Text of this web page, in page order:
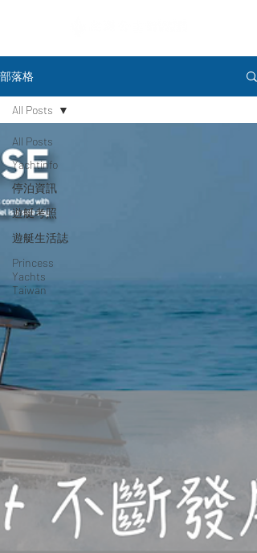
部落格
All Posts
Yachtinfo
停泊資訊
遊艇考照
遊艇生活誌
Princess
Yachts
Taiwan
All Posts